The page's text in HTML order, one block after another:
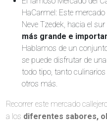
HaCarmel: Este
Neve Tzedek, hacia el
más grande e
Hablamos de un
se puede disfrutar de
todo tipo, tanto
otros más.
Recorrer este mercado
a los diferentes sabores,